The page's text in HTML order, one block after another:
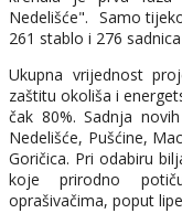
Nedelišće". Samo
261 stablo i 276
Ukupna vrijednost
zaštitu okoliša i
čak 80%. Sadnja
Nedelišće, Pušćine,
Goričica. Pri odabiru
koje prirodno
oprašivačima, poput